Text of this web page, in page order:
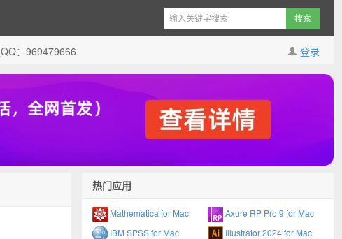
登录
：969479666
热门应用
Mathematica for Mac
Axure RP Pro 9 for Mac
IBM SPSS for Mac
Illustrator 2024 for Mac